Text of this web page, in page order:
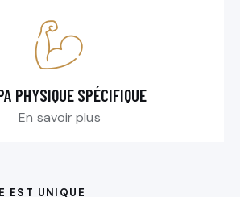
PHYSIQUE SPÉCIFIQUE
En savoir plus
EST UNIQUE